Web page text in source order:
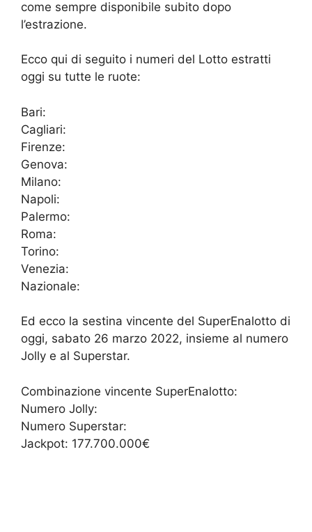
come sempre disponibile subito dopo
l’estrazione.
Ecco qui di seguito i numeri del Lotto estratti
oggi su tutte le ruote:
Bari:
Cagliari:
Firenze:
Genova:
Milano:
Napoli:
Palermo:
Roma:
Torino:
Venezia:
Nazionale:
Ed ecco la sestina vincente del SuperEnalotto di
oggi, sabato 26 marzo 2022, insieme al numero
Jolly e al Superstar.
Combinazione vincente SuperEnalotto:
Numero Jolly:
Numero Superstar:
Jackpot: 177.700.000€